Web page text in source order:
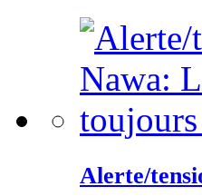
Alerte/